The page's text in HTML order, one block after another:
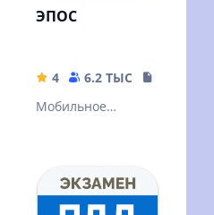
15.56 MB
ЭПОС
4 6.2 ТЫС
Мобильное